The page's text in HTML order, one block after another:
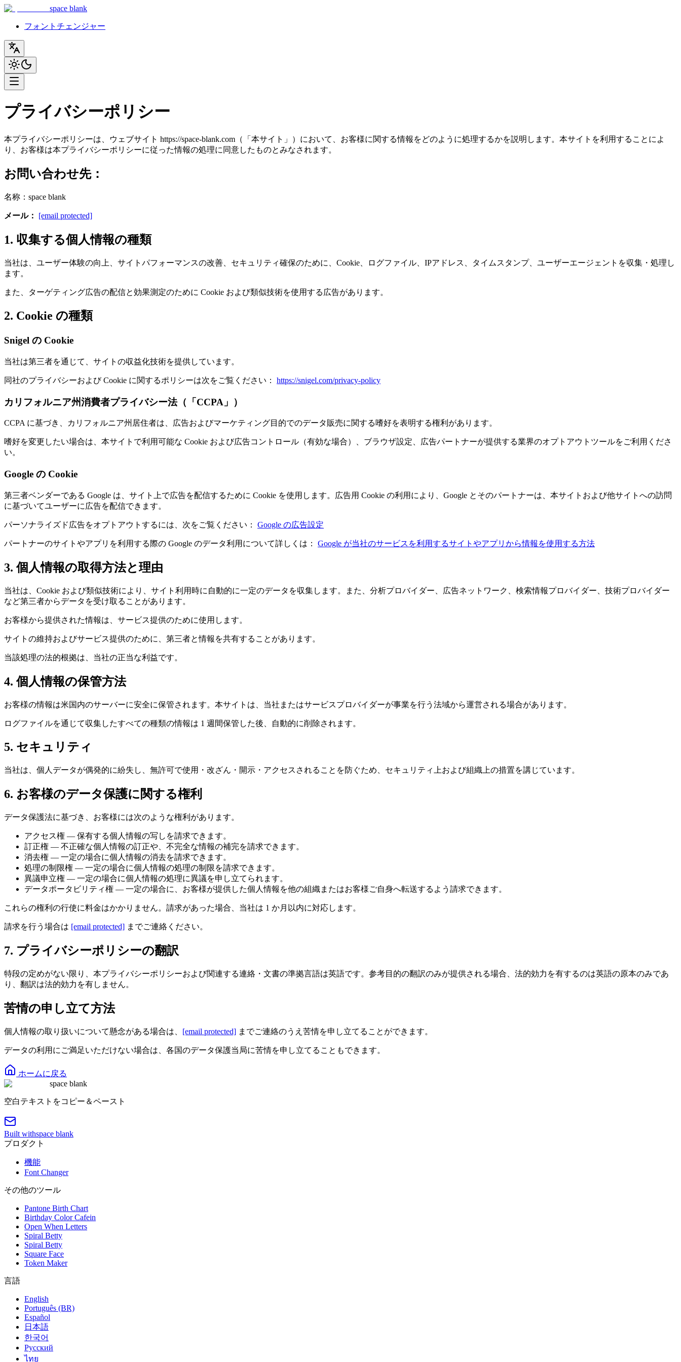
space blank
フォントチェンジャー
プライバシーポリシー
本プライバシーポリシーは、ウェブサイト https://space-blank.com（「本サイト」）において、お客様に関する情報をどのように処理するかを説明します。本サイトを利用することによ
り、お客様は本プライバシーポリシーに従った情報の処理に同意したものとみなされます。
お問い合わせ先：
名称：space blank
メール： [email protected]
1. 収集する個人情報の種類
当社は、ユーザー体験の向上、サイトパフォーマンスの改善、セキュリティ確保のために、Cookie、ログファイル、IPアドレス、タイムスタンプ、ユーザーエージェントを収集・処理し
ます。
また、ターゲティング広告の配信と効果測定のために Cookie および類似技術を使用する広告があります。
2. Cookie の種類
Snigel の Cookie
当社は第三者を通じて、サイトの収益化技術を提供しています。
同社のプライバシーおよび Cookie に関するポリシーは次をご覧ください： https://snigel.com/privacy-policy
カリフォルニア州消費者プライバシー法（「CCPA」）
CCPA に基づき、カリフォルニア州居住者は、広告およびマーケティング目的でのデータ販売に関する嗜好を表明する権利があります。
嗜好を変更したい場合は、本サイトで利用可能な Cookie および広告コントロール（有効な場合）、ブラウザ設定、広告パートナーが提供する業界のオプトアウトツールをご利用くださ
い。
Google の Cookie
第三者ベンダーである Google は、サイト上で広告を配信するために Cookie を使用します。広告用 Cookie の利用により、Google とそのパートナーは、本サイトおよび他サイトへの訪問
に基づいてユーザーに広告を配信できます。
パーソナライズド広告をオプトアウトするには、次をご覧ください： Google の広告設定
パートナーのサイトやアプリを利用する際の Google のデータ利用について詳しくは： Google が当社のサービスを利用するサイトやアプリから情報を使用する方法
3. 個人情報の取得方法と理由
当社は、Cookie および類似技術により、サイト利用時に自動的に一定のデータを収集します。また、分析プロバイダー、広告ネットワーク、検索情報プロバイダー、技術プロバイダー
など第三者からデータを受け取ることがあります。
お客様から提供された情報は、サービス提供のために使用します。
サイトの維持およびサービス提供のために、第三者と情報を共有することがあります。
当該処理の法的根拠は、当社の正当な利益です。
4. 個人情報の保管方法
お客様の情報は米国内のサーバーに安全に保管されます。本サイトは、当社またはサービスプロバイダーが事業を行う法域から運営される場合があります。
ログファイルを通じて収集したすべての種類の情報は 1 週間保管した後、自動的に削除されます。
5. セキュリティ
当社は、個人データが偶発的に紛失し、無許可で使用・改ざん・開示・アクセスされることを防ぐため、セキュリティ上および組織上の措置を講じています。
6. お客様のデータ保護に関する権利
データ保護法に基づき、お客様には次のような権利があります。
アクセス権 — 保有する個人情報の写しを請求できます。
訂正権 — 不正確な個人情報の訂正や、不完全な情報の補完を請求できます。
消去権 — 一定の場合に個人情報の消去を請求できます。
処理の制限権 — 一定の場合に個人情報の処理の制限を請求できます。
異議申立権 — 一定の場合に個人情報の処理に異議を申し立てられます。
データポータビリティ権 — 一定の場合に、お客様が提供した個人情報を他の組織またはお客様ご自身へ転送するよう請求できます。
これらの権利の行使に料金はかかりません。請求があった場合、当社は 1 か月以内に対応します。
請求を行う場合は [email protected] までご連絡ください。
7. プライバシーポリシーの翻訳
特段の定めがない限り、本プライバシーポリシーおよび関連する連絡・文書の準拠言語は英語です。参考目的の翻訳のみが提供される場合、法的効力を有するのは英語の原本のみであ
り、翻訳は法的効力を有しません。
苦情の申し立て方法
個人情報の取り扱いについて懸念がある場合は、 [email protected] までご連絡のうえ苦情を申し立てることができます。
データの利用にご満足いただけない場合は、各国のデータ保護当局に苦情を申し立てることもできます。
ホームに戻る
space blank
空白テキストをコピー＆ペースト
Built withspace blank
プロダクト
機能
Font Changer
その他のツール
Pantone Birth Chart
Birthday Color Cafein
Open When Letters
Spiral Betty
Spiral Betty
Square Face
Token Maker
言語
English
Português (BR)
Español
日本語
한국어
Русский
ไทย